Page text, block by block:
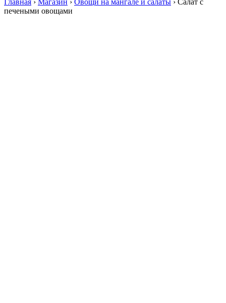
Главная › Магазин › Овощи на мангале и салаты › Салат с
печеными овощами